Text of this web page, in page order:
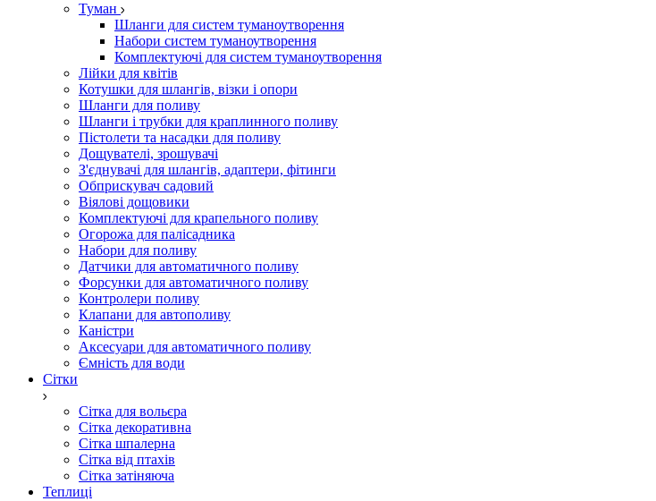
Туман
Шланги для систем туманоутворення
Набори систем туманоутворення
Комплектуючі для систем туманоутворення
Лійки для квітів
Котушки для шлангів, візки і опори
Шланги для поливу
Шланги і трубки для краплинного поливу
Пістолети та насадки для поливу
Дощувателі, зрошувачі
З'єднувачі для шлангів, адаптери, фітинги
Обприскувач садовий
Віялові дощовики
Комплектуючі для крапельного поливу
Огорожа для палісадника
Набори для поливу
Датчики для автоматичного поливу
Форсунки для автоматичного поливу
Контролери поливу
Клапани для автополиву
Каністри
Аксесуари для автоматичного поливу
Ємність для води
Сітки
Сітка для вольєра
Сітка декоративна
Сітка шпалерна
Сітка від птахів
Сітка затіняюча
Теплиці